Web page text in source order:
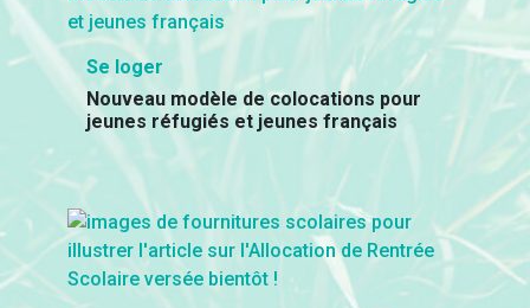
Se loger
Nouveau modèle de colocations pour
jeunes réfugiés et jeunes français